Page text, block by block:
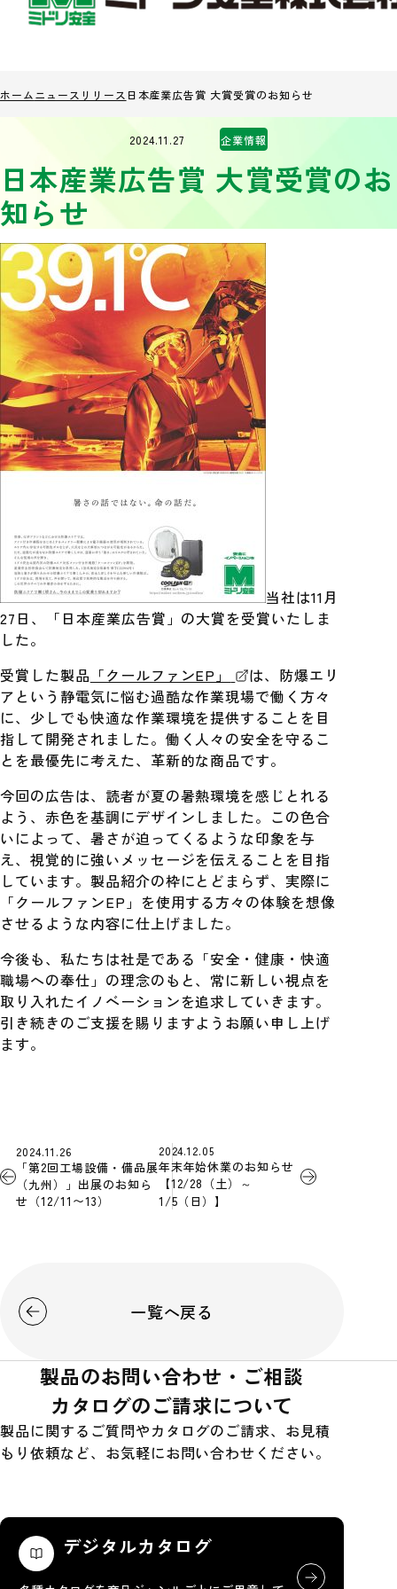
ホームニュースリリース 日本産業広告賞 大賞受賞のお知らせ
2024.11.27 企業情報
日本産業広告賞 大賞受賞のお
知らせ
当社は11月
27日、「日本産業広告賞」の大賞を受賞いたしま
した。
受賞した製品 「クールファンEP」
は、防爆エリ
アという静電気に悩む過酷な作業現場で働く方々
に、少しでも快適な作業環境を提供することを目
指して開発されました。働く人々の安全を守るこ
とを最優先に考えた、革新的な商品です。
今回の広告は、読者が夏の暑熱環境を感じとれる
よう、赤色を基調にデザインしました。この色合
いによって、暑さが迫ってくるような印象を与
え、視覚的に強いメッセージを伝えることを目指
しています。製品紹介の枠にとどまらず、実際に
「クールファンEP」を使用する方々の体験を想像
させるような内容に仕上げました。
今後も、私たちは社是である「安全・健康・快適
職場への奉仕」の理念のもと、常に新しい視点を
取り入れたイノベーションを追求していきます。
引き続きのご支援を賜りますようお願い申し上げ
ます。
2024.11.26
「第2回工場設備・備品展
（九州）」出展のお知ら
せ（12/11〜13）
2024.12.05
年末年始休業のお知らせ
【12/28（土）～
1/5（日）】
一覧へ戻る
製品のお問い合わせ・ご相談
カタログのご請求について
製品に関するご質問やカタログのご請求、お見積
もり依頼など、お気軽にお問い合わせください。
デジタルカタログ